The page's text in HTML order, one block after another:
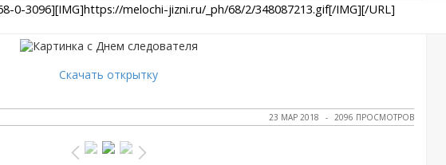
Скачать открытку
23 МАР 2018 2096 ПРОСМОТРОВ